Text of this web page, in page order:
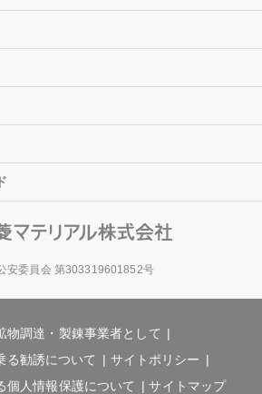
安委員会 第303319601852号
物調達・製錬事業者として
る勧誘について
サイトポリシー
個人情報保護について
サイトマップ